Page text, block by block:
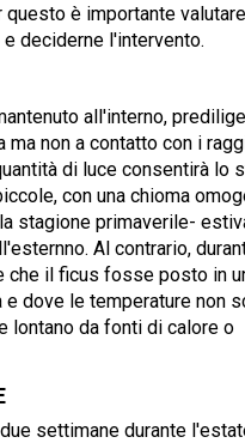
questo è importante
deciderne l'intervento.
all'interno,
ma non a contatto con i
di luce consentirà lo
con una chioma
stagione primaverile-
Al contrario,
che il ficus fosse posto in
dove le temperature non
lontano da fonti di calore o
settimane durante